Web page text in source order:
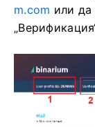
m.com или да